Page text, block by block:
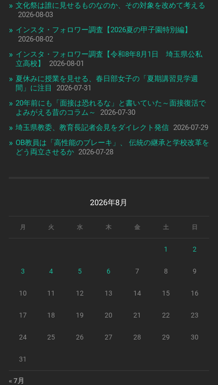
文化祭は誰に見せるものなのか、その対象を改めて考える
2026-08-03
インスタ・フォロワー調査【2026夏の甲子園特別編】
2026-08-02
インスタ・フォロワー調査【令和8年8月1日 埼玉県公私
立高校】
2026-08-01
夏休みに授業を見せる、春日部女子の「夏期講習見学週
間」に注目
2026-07-31
20年前にも「面接は恐れるな」と書いていた～面接復活で
よみがえる昔のコラム～
2026-07-30
埼玉県教委、教育長記者会見をダイレクト発信 2026-07-29
OB教員は「高性能のブレーキ」、 伝統の継承と学校改革を
どう両立させるか 2026-07-28
2026年8月
月 火 水 木 金 土 日
1 2
3 4 5 6 7 8 9
10 11 12 13 14 15 16
17 18 19 20 21 22 23
24 25 26 27 28 29 30
31
« 7月